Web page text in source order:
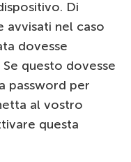
Di
avvisati nel caso
dovesse
questo dovesse
password per
al vostro
questa